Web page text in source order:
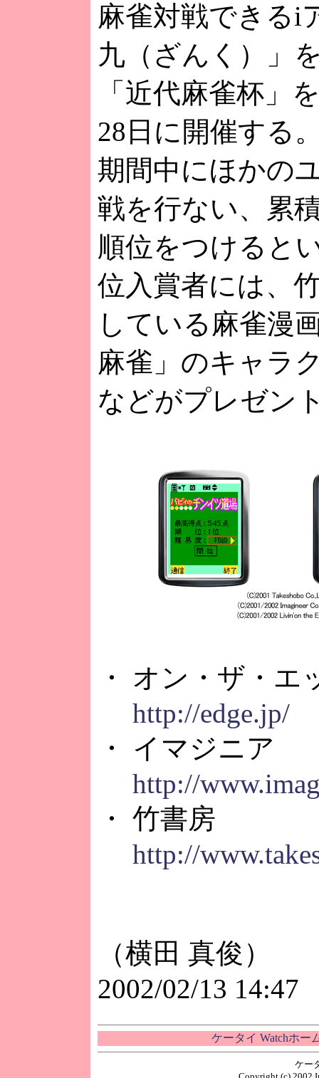
麻雀対戦できるi
九（ざんく）」
「近代麻雀杯」
28日に開催する
期間中にほかの
戦を行ない、累
順位をつけると
位入賞者には、
している麻雀漫
麻雀」のキャラ
などがプレゼン
・ オン・ザ・エ
http://edge.jp/
・ イマジニア
http://
・ 竹書房
http://
（横田 真俊）
2002/02/13 14:47
ケータイ Watchホー
ケー